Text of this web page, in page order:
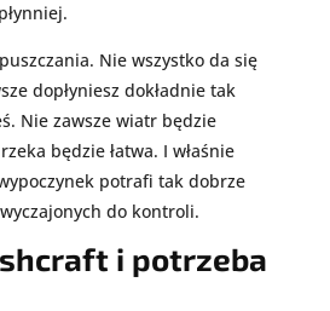
Nie wszystko da się
dopłyniesz dokładnie tak
Nie zawsze wiatr będzie
będzie łatwa. I właśnie
potrafi tak dobrze
do kontroli.
i potrzeba